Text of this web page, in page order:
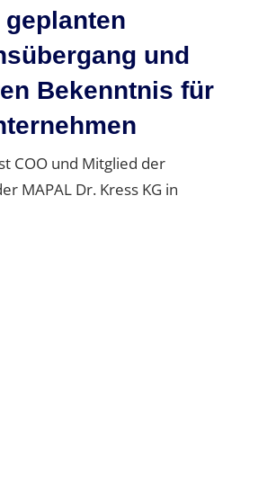
und
Bekenntnis für
COO und Mitglied der
MAPAL Dr. Kress KG in